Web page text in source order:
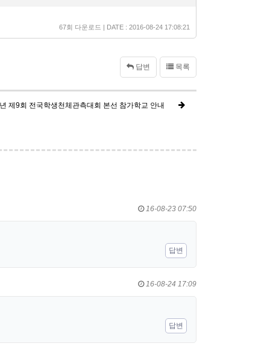
67회 다운로드 | DATE : 2016-08-24 17:08:21
답변 목록
제9회 전국학생천체관측대회 본선 참가학교 안내
16-08-23 07:50
답변
16-08-24 17:09
답변